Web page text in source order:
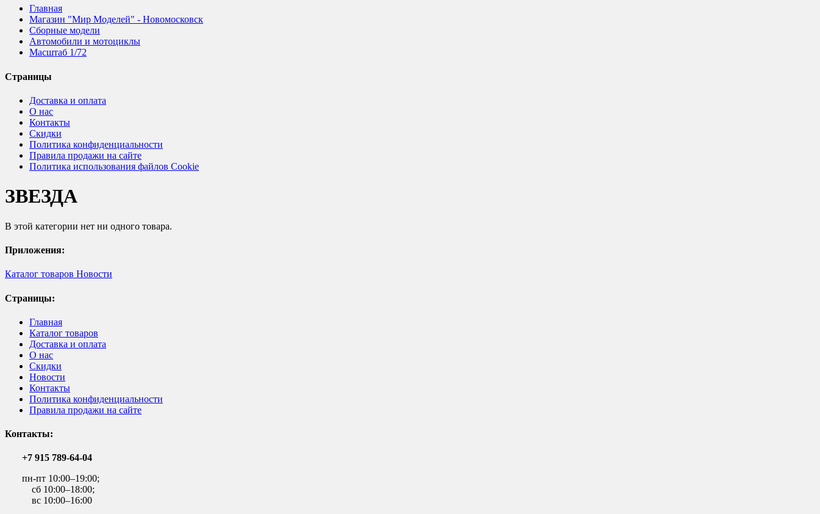
Главная
Магазин "Мир Моделей" - Новомосковск
Сборные модели
Автомобили и мотоциклы
Масштаб 1/72
Страницы
Доставка и оплата
О нас
Контакты
Скидки
Политика конфиденциальности
Правила продажи на сайте
Политика использования файлов Cookie
ЗВЕЗДА
В этой категории нет ни одного товара.
Приложения:
Каталог товаров Новости
Страницы:
Главная
Каталог товаров
Доставка и оплата
О нас
Скидки
Новости
Контакты
Политика конфиденциальности
Правила продажи на сайте
Контакты:
+7 915 789-64-04
пн-пт 10:00–19:00;
сб 10:00–18:00;
вс 10:00–16:00